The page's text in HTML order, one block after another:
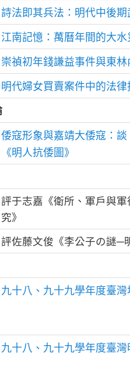
詩法即其兵法：明代中後
江南記憶：萬曆年間的大
崇禎初年錢謙益事件與東
明代婦女買賣案件中的法律
倭寇形象與嘉靖大倭寇：
《明人抗倭圖》
評于志嘉《衛所、軍戶與
究》
評佐藤文俊《李公子の謎─
九十八、九十九學年度臺
九十八、九十九學年度臺